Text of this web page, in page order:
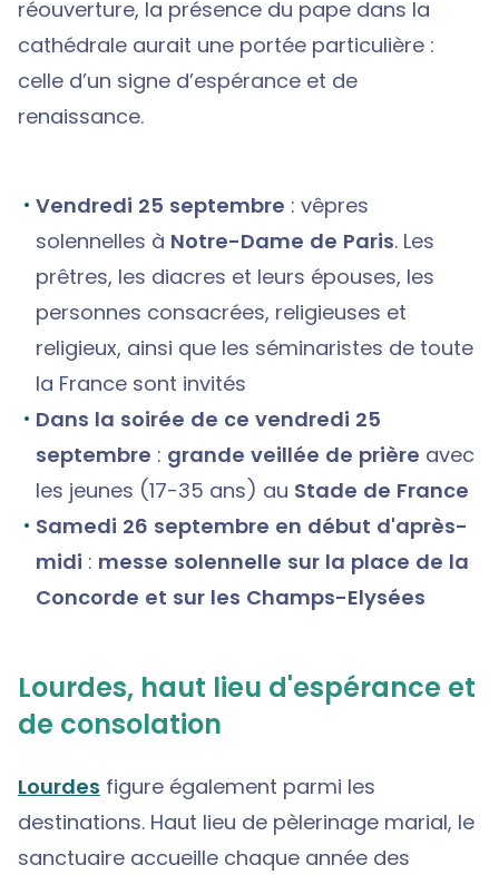
réouverture, la présence du pape dans la
cathédrale aurait une portée particulière :
celle d’un signe d’espérance et de
renaissance.
Vendredi 25 septembre : vêpres
solennelles à Notre-Dame de Paris. Les
prêtres, les diacres et leurs épouses, les
personnes consacrées, religieuses et
religieux, ainsi que les séminaristes de toute
la France sont invités
Dans la soirée de ce vendredi 25
septembre : grande veillée de prière avec
les jeunes (17-35 ans) au Stade de France
Samedi 26 septembre en début d'après-
midi : messe solennelle sur la place de la
Concorde et sur les Champs-Elysées
Lourdes, haut lieu d'espérance et
de consolation
Lourdes figure également parmi les
destinations. Haut lieu de pèlerinage marial, le
sanctuaire accueille chaque année des